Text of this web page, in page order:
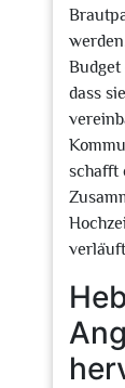
dass
schafft